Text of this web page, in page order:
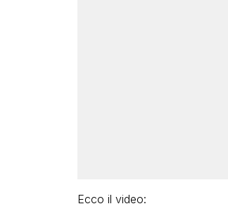
Ecco il video: